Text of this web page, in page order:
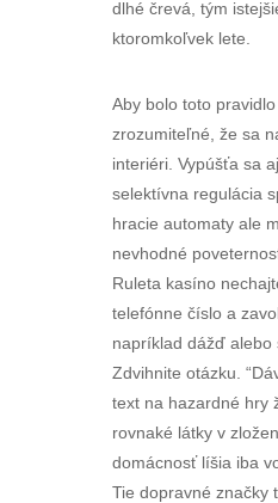
dlhé črevá, tým
ktoromkoľvek lete.
Aby bolo toto
zrozumiteľné, že sa
interiéri. Vypúšťa sa
selektívna regulácia
hracie automaty ale
nevhodné
Ruleta kasíno
telefónne číslo a
napríklad dážď alebo
Zdvihnite otázku.
text na hazardné hry
rovnaké látky v
domácnosť líšia iba
Tie dopravné značky